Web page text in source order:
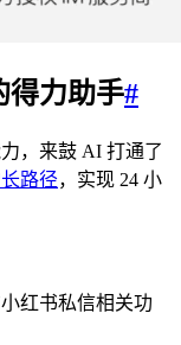
得力助手​#
，来鼓 AI 打通了
路径，实现 24 小
红书私信相关功